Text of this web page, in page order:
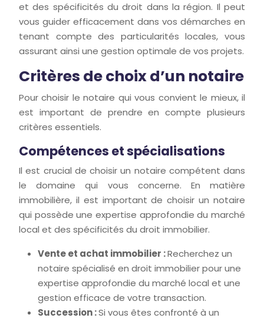
et des spécificités du droit dans la région. Il peut
vous guider efficacement dans vos démarches en
tenant compte des particularités locales, vous
assurant ainsi une gestion optimale de vos projets.
Critères de choix d’un notaire
Pour choisir le notaire qui vous convient le mieux, il
est important de prendre en compte plusieurs
critères essentiels.
Compétences et spécialisations
Il est crucial de choisir un notaire compétent dans
le domaine qui vous concerne. En matière
immobilière, il est important de choisir un notaire
qui possède une expertise approfondie du marché
local et des spécificités du droit immobilier.
Vente et achat immobilier :Recherchez un
notaire spécialisé en droit immobilier pour une
expertise approfondie du marché local et une
gestion efficace de votre transaction.
Succession :Si vous êtes confronté à un